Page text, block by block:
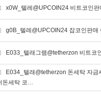
x0W_텔레@UPCOIN24 비트코인
g0B_텔레@UPCOIN24 잡코인판매
E033_텔래그램@tetherzon 비트코
E034_텔래@tetherzon 돈세탁 자
돈세탁 코…